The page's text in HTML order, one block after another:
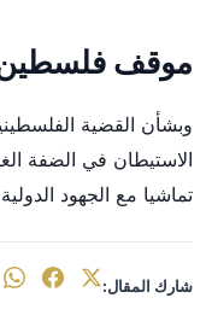
موقف فلسطين
وبشأن القضية
الاستيطان في الضفة
تماشيا مع الجهود
شارك المقال: